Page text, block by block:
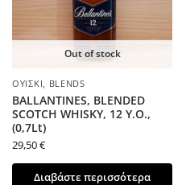
Out of stock
ΟΥΊΣΚΙ, BLENDS
BALLANTINES, BLENDED
SCOTCH WHISKY, 12 Y.O.,
(0,7Lt)
29,50€
Διαβάστε περισσότερα